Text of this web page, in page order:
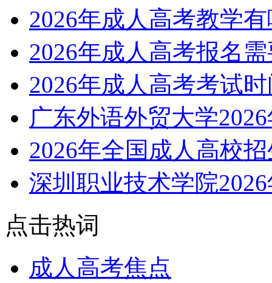
2026年成人高考教学
2026年成人高考报名
2026年成人高考考试
广东外语外贸大学
2026年全国成人高校
深圳职业技术学院
点击热词
成人高考焦点